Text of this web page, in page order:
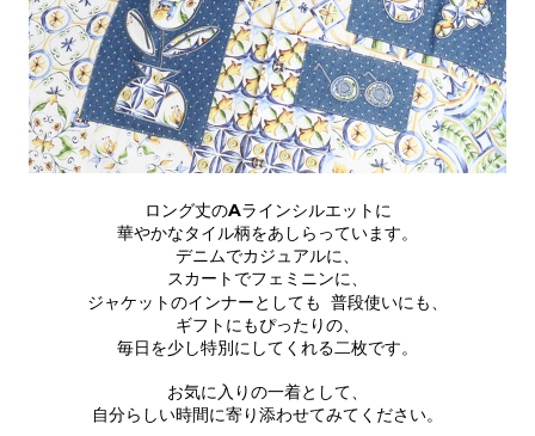
ロング丈のAラインシルエットに
華やかなタイル柄をあしらっています。
デニムでカジュアルに、
スカートでフェミニンに、
ジャケットのインナーとしても 普段使いにも、
ギフトにもぴったりの、
毎日を少し特別にしてくれる二枚です。
お気に入りの一着として、
自分らしい時間に寄り添わせてみてください。